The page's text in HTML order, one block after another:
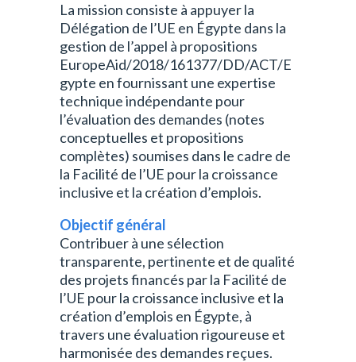
La mission consiste à appuyer la
Délégation de l’UE en Égypte dans la
gestion de l’appel à propositions
EuropeAid/2018/161377/DD/ACT/E
gypte en fournissant une expertise
technique indépendante pour
l’évaluation des demandes (notes
conceptuelles et propositions
complètes) soumises dans le cadre de
la Facilité de l’UE pour la croissance
inclusive et la création d’emplois.
Objectif général
Contribuer à une sélection
transparente, pertinente et de qualité
des projets financés par la Facilité de
l’UE pour la croissance inclusive et la
création d’emplois en Égypte, à
travers une évaluation rigoureuse et
harmonisée des demandes reçues.